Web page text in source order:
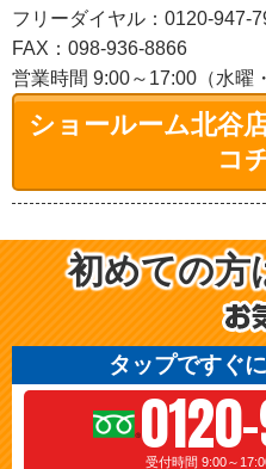
フリーダイヤル：0120-947-
FAX：098-936-8866
営業時間 9:00～17:00（水曜
ショールーム北谷
コ
初めての方
タップですぐ
受付時間 9:00～